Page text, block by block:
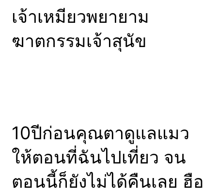
เจ้าเหมียวพยายาม
ฆาตกรรมเจ้าสุนัข
10ปีก่อนคุณตาดูแลแมว
ให้ตอนที่ฉันไปเที่ยว จน
ตอนนี้ก็ยังไม่ได้คืนเลย ฮือ